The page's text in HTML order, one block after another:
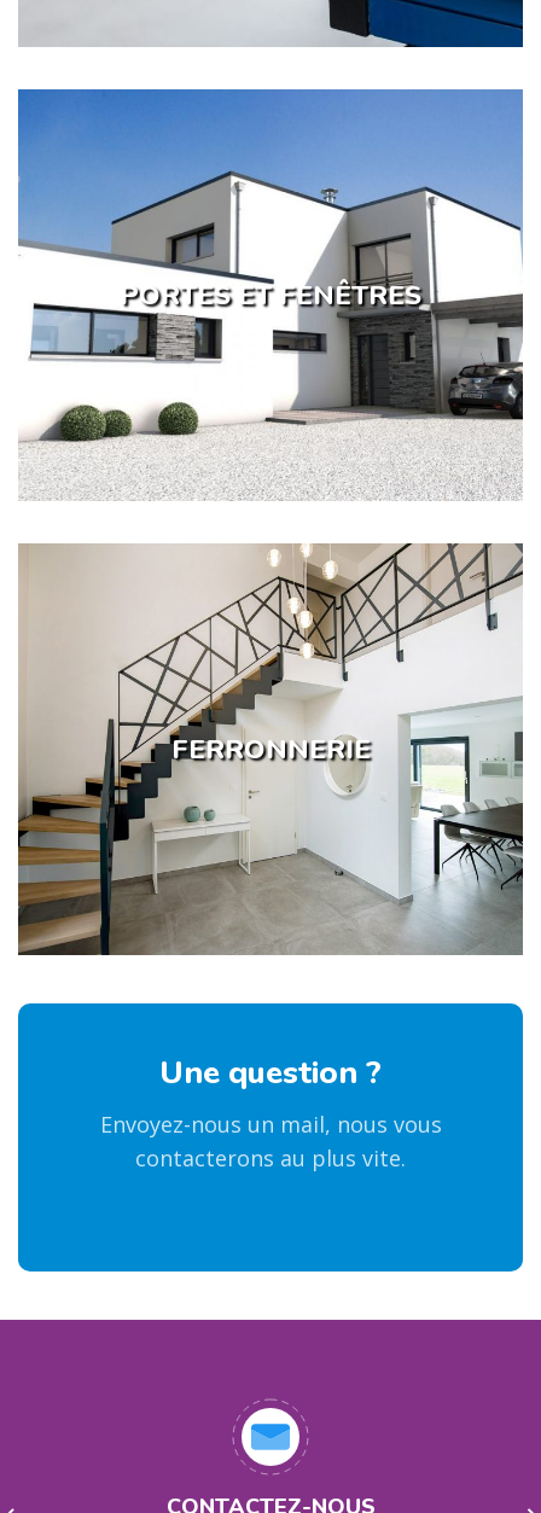
PORTES ET FENÊTRES
FERRONNERIE
Une question ?
Envoyez-nous un mail, nous vous
contacterons au plus vite.
CONTACTEZ-NOUS